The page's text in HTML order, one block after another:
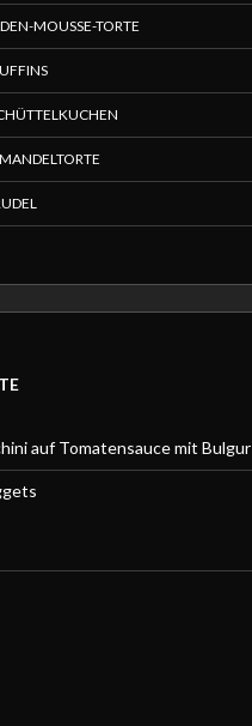
MOUSSE-TORTE
auf Tomatensauce mit Bulgur